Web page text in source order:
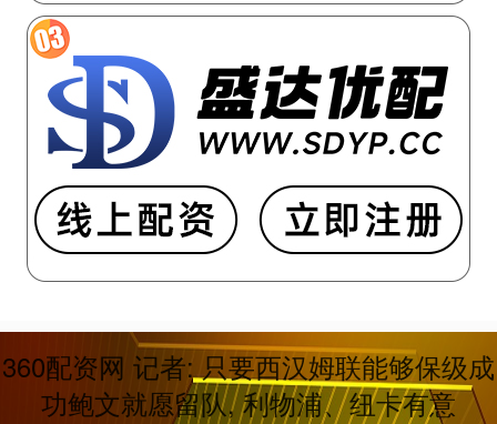
360配资网 记者: 只要西汉姆联能够保级成
功鲍文就愿留队, 利物浦、纽卡有意